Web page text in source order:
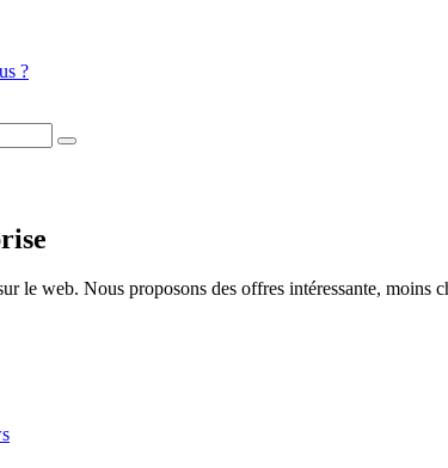
?
le web. Nous proposons des offres intéressante,